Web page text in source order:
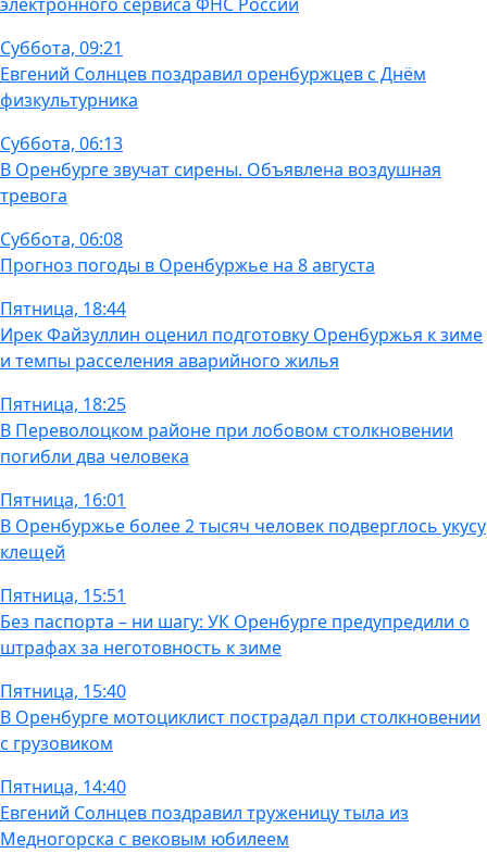
Суббота, 09:21
Евгений Солнцев поздравил оренбуржцев с Днём
физкультурника
Суббота, 06:13
В Оренбурге звучат сирены. Объявлена воздушная
тревога
Суббота, 06:08
Прогноз погоды в Оренбуржье на 8 августа
Пятница, 18:44
Ирек Файзуллин оценил подготовку Оренбуржья к зиме
и темпы расселения аварийного жилья
Пятница, 18:25
В Переволоцком районе при лобовом столкновении
погибли два человека
Пятница, 16:01
В Оренбуржье более 2 тысяч человек подверглось укусу
клещей
Пятница, 15:51
Без паспорта – ни шагу: УК Оренбурге предупредили о
штрафах за неготовность к зиме
Пятница, 15:40
В Оренбурге мотоциклист пострадал при столкновении
с грузовиком
Пятница, 14:40
Евгений Солнцев поздравил труженицу тыла из
Медногорска с вековым юбилеем